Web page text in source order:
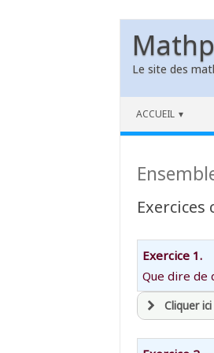
Le site des
ACCUEIL
Exercices
Exercice 1.
Que dire de
Cliquer
avoir